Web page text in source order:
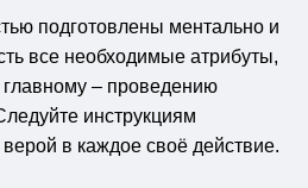
подготовлены ментально и
все необходимые атрибуты,
– проведению
инструкциям
в каждое своё действие.